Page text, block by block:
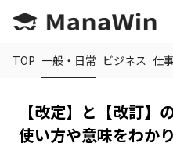
TOP 一般・日常 ビジネス 仕
【改定】と【改訂】
使い方や意味をわか